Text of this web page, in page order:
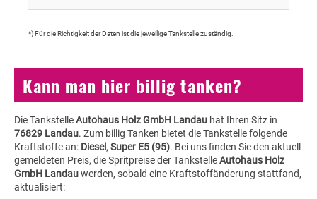
*) Für die Richtigkeit der Daten ist die jeweilige Tankstelle zuständig.
Kann man hier billig tanken?
Die TankstelleAutohaus Holz GmbH Landau hat Ihren Sitz in
76829 Landau. Zum billig Tanken bietet die Tankstelle folgende
Kraftstoffe an: Diesel, Super E5 (95). Bei uns finden Sie den aktuell
gemeldeten Preis, die Spritpreise der TankstelleAutohaus Holz
GmbH Landauwerden, sobald eine Kraftstoffänderung stattfand,
aktualisiert: